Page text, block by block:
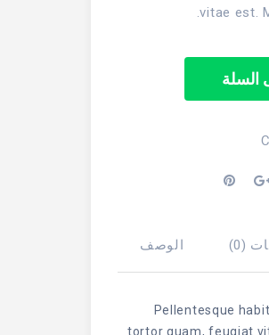
vitae est.
السلة
الوصف (0)
Pellentesque
tortor quam, feugiat